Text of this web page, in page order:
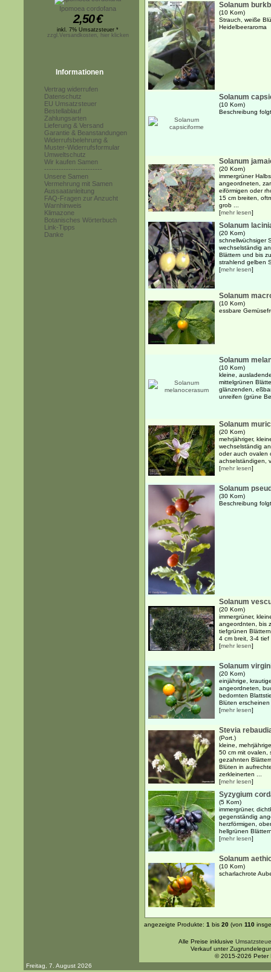
Ipomoea cordofana
2,50€
inkl. 7% Umsatzsteuer *
zzgl.Versandkosten, hier klicken
Informationen
Vertrag widerrufen
Datenschutz
EU Umsatzsteuer
Bestellablauf
Zahlungsarten
Lieferung & Versand
Garantie & Beanstandungen
Widerrufsbelehrung &
Muster-Widerrufsformular
Umweltschutz
Wir kaufen Samen
------------------------
Unsere Samen
Vermehrung mit Samen
Aussaatanleitung
FAQ-Fragen zur Anzucht
Warnhinweis
Klimazone
Botanisches Wörterbuch
Link-Tipps
Danke
Solanum
(10 Korn)
Strauch, weiße
Heidelbeeraroma
Solanum
(10 Korn)
Beschreibung
Solanum
(20 Korn)
immergrüner
angeordneten,
eiförmigen oder
15 cm breiten,
grob ...
[mehr lesen]
Solanum
(20 Korn)
schnellwüchsiger
wechselständig
Blättern und bis
strahlend gelben
[mehr lesen]
Solanum
(10 Korn)
essbare
Solanum
(10 Korn)
kleine,
mittelgrünen
glänzenden,
unreifen (grüne
Solanum
(20 Korn)
mehrjähriger,
wechselständig
oder auch ovalen
achselständigen,
[mehr lesen]
Solanum
(30 Korn)
Beschreibung
Solanum
(20 Korn)
immergrüner,
angeordnten, bis
tiefgrünen
4 cm breit, 3-4
[mehr lesen]
Solanum
(20 Korn)
einjährige,
angeordneten,
bedornten
Blüten
[mehr lesen]
Stevia
(Port.)
kleine,
50 cm mit ovalen,
gezahnten
Blüten in
zerkleinerten ...
[mehr lesen]
Syzygium
(5 Korn)
immergrüner,
gegenständig
herzförmigen,
hellgrünen
[mehr lesen]
Solanum
(10 Korn)
scharlachrote
angezeigte Produkte: 1 bis 20 (von 110
Alle Preise inklusive
Verkauf unter
© 2015-2026 Peter
Freitag, 7. August 2026